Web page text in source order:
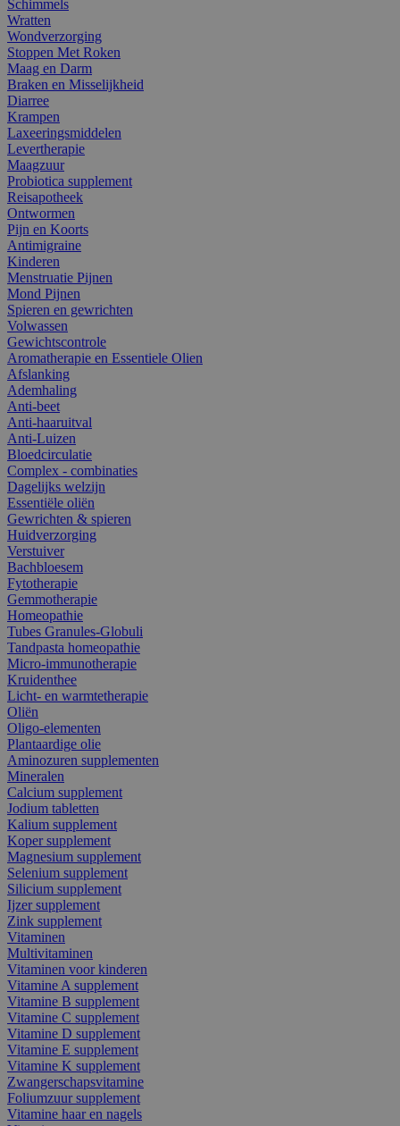
Schimmels
Wratten
Wondverzorging
Stoppen Met Roken
Maag en Darm
Braken en Misselijkheid
Diarree
Krampen
Laxeeringsmiddelen
Levertherapie
Maagzuur
Probiotica supplement
Reisapotheek
Ontwormen
Pijn en Koorts
Antimigraine
Kinderen
Menstruatie Pijnen
Mond Pijnen
Spieren en gewrichten
Volwassen
Gewichtscontrole
Aromatherapie en Essentiele Olien
Afslanking
Ademhaling
Anti-beet
Anti-haaruitval
Anti-Luizen
Bloedcirculatie
Complex - combinaties
Dagelijks welzijn
Essentiële oliën
Gewrichten & spieren
Huidverzorging
Verstuiver
Bachbloesem
Fytotherapie
Gemmotherapie
Homeopathie
Tubes Granules-Globuli
Tandpasta homeopathie
Micro-immunotherapie
Kruidenthee
Licht- en warmtetherapie
Oliën
Oligo-elementen
Plantaardige olie
Aminozuren supplementen
Mineralen
Calcium supplement
Jodium tabletten
Kalium supplement
Koper supplement
Magnesium supplement
Selenium supplement
Silicium supplement
Ijzer supplement
Zink supplement
Vitaminen
Multivitaminen
Vitaminen voor kinderen
Vitamine A supplement
Vitamine B supplement
Vitamine C supplement
Vitamine D supplement
Vitamine E supplement
Vitamine K supplement
Zwangerschapsvitamine
Foliumzuur supplement
Vitamine haar en nagels